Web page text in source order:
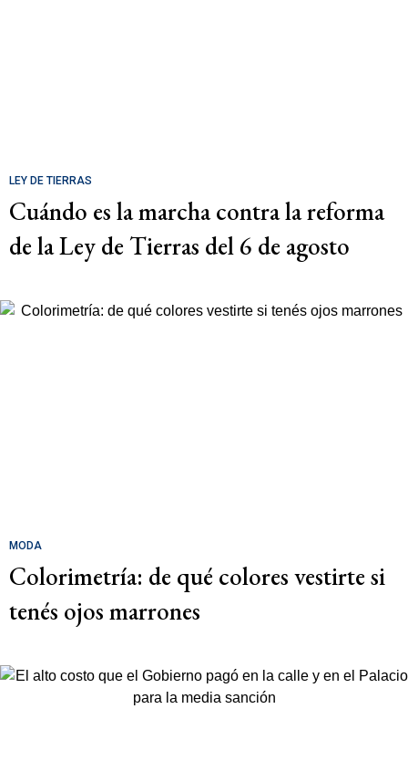
LEY DE TIERRAS
Cuándo es la marcha contra la reforma
de la Ley de Tierras del 6 de agosto
MODA
Colorimetría: de qué colores vestirte si
tenés ojos marrones